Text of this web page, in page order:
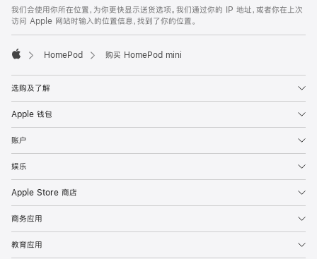
我们会使用你所在位置，为你更快显示送货选项。我们通过你的 IP 地址，或者你在上次
访问 Apple 网站时输入的位置信息，找到了你的位置。
HomePod 购买 HomePod mini
选购及了解
Apple 钱包
账户
娱乐
Apple Store 商店
商务应用
教育应用